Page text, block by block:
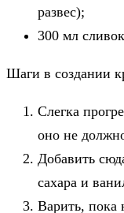
развес);
300 мл
Шаги в создании
Слегка
оно не
Добавить
сахара и
Варить, пока